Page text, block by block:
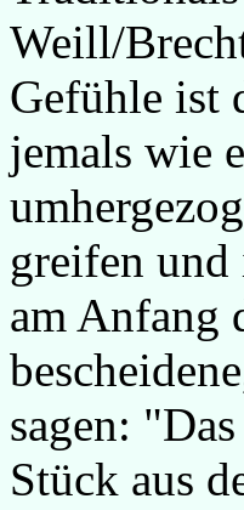
Weill/
Gefühle ist
jemals wie
greifen und
am Anfang
sagen:
Stück aus